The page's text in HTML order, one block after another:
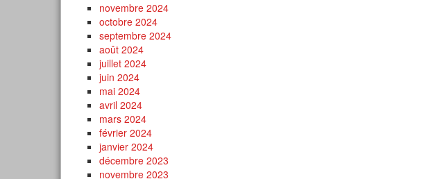
novembre 2024
octobre 2024
septembre 2024
août 2024
juillet 2024
juin 2024
mai 2024
avril 2024
mars 2024
février 2024
janvier 2024
décembre 2023
novembre 2023